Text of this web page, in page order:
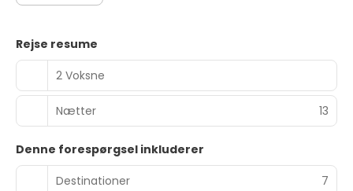
Rejse resume
2 Voksne
Nætter 13
Denne forespørgsel inkluderer
Destinationer
7